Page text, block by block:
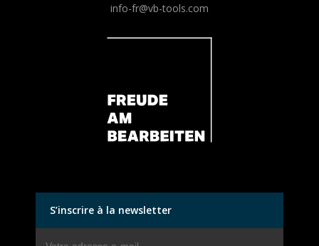
info-fr@vb-tools.com
S’inscrire à la newsletter